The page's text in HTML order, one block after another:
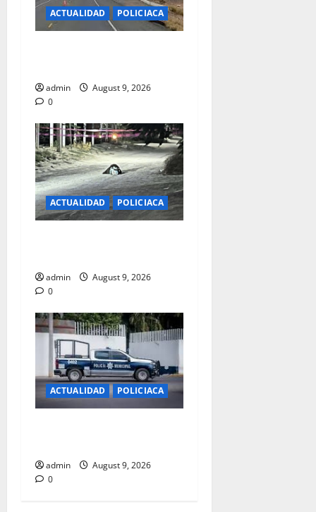
ACTUALIDAD POLICIACA
admin
August 9, 2026
0
ACTUALIDAD POLICIACA
admin
August 9, 2026
0
ACTUALIDAD POLICIACA
admin
August 9, 2026
0